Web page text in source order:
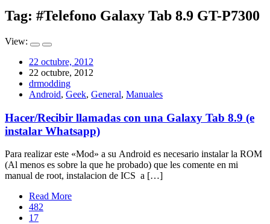
Tag: #Telefono Galaxy Tab 8.9 GT-P7300
View:
22 octubre, 2012
22 octubre, 2012
drmodding
Android, Geek, General, Manuales
Hacer/Recibir llamadas con una Galaxy Tab 8.9 (e
instalar Whatsapp)
Para realizar este «Mod» a su Android es necesario instalar la ROM
(Al menos es sobre la que he probado) que les comente en mi
manual de root, instalacion de ICS a […]
Read More
482
17